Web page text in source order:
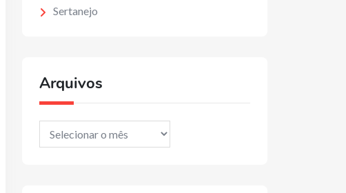
Sertanejo
Arquivos
Arquivos